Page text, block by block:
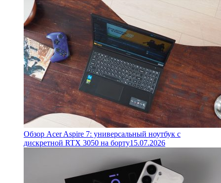
Обзор Acer Aspire 7: универсальный ноутбук с
дискретной RTX 3050 на борту15.07.2026